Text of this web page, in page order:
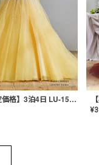
【期間限定価格】3泊4日 LU-1501(Yellow)
¥